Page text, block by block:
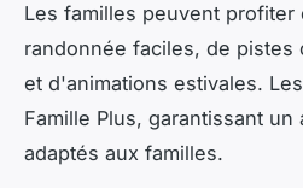
Les familles peuvent profiter
randonnée faciles, de pistes
et d'animations estivales.
Famille Plus, garantissant
adaptés aux familles.